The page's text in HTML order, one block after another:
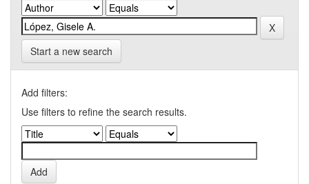
Start a new search
Add filters:
Use filters to refine the search results.